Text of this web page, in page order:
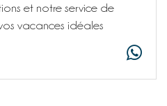
et notre service de
vacances idéales